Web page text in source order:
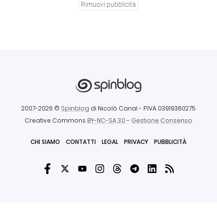
Rimuovi pubblicità
2007-2026 © Spinblog di Nicolò Canal - P.IVA 03919360275
Creative Commons BY-NC-SA 3.0- Gestione Consenso
CHI SIAMO CONTATTI LEGAL PRIVACY PUBBLICITÀ